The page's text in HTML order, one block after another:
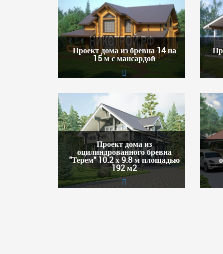
Проект дома из бревна 14 на
15 м с мансардой
Проект дома из
оцилиндрованного бревна
"Терем" 10.2 х 9.8 м площадью
192 м2